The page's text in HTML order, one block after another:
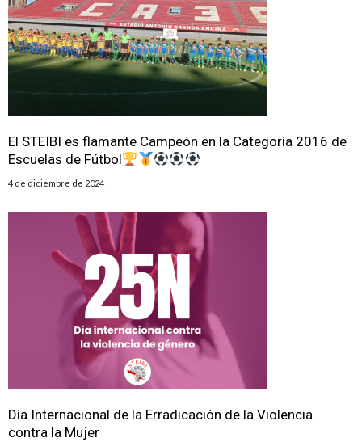
El STEIBI es flamante Campeón en la Categoría 2016 de
Escuelas de Fútbol
4 de diciembre de 2024
Día Internacional de la Erradicación de la Violencia
contra la Mujer